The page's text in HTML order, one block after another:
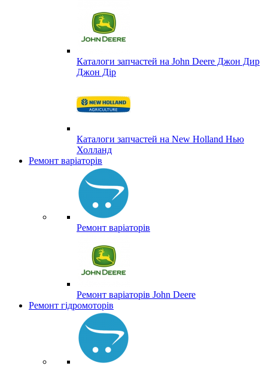
Каталоги запчастей на John Deere Джон Дир
Джон Дір
Каталоги запчастей на New Holland Нью
Холланд
Ремонт варіаторів
Ремонт варіаторів
Ремонт варіаторів John Deere
Ремонт гідромоторів